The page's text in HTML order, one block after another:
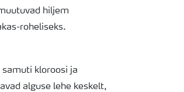
hiljem
roheliseks.
kloroosi ja
alguse lehe keskelt,